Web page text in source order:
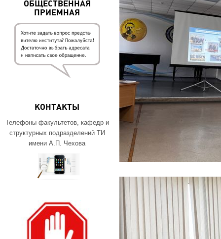
ОБЩЕСТВЕННАЯ
ПРИЕМНАЯ
КОНТАКТЫ
Телефоны факультетов, кафедр и
структурных подразделений ТИ
имени А.П. Чехова